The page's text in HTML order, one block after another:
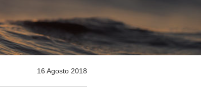
16 Agosto 2018